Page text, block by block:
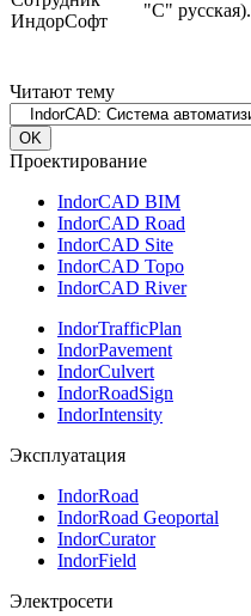
ИндорСофт
"С" русская).
Читают тему
Проектирование
IndorCAD BIM
IndorCAD Road
IndorCAD Site
IndorCAD Topo
IndorCAD River
IndorTrafficPlan
IndorPavement
IndorCulvert
IndorRoadSign
IndorIntensity
Эксплуатация
IndorRoad
IndorRoad Geoportal
IndorCurator
IndorField
Электросети